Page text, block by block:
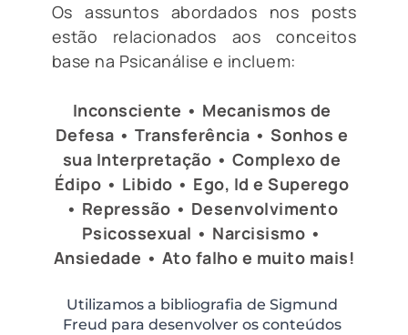
Os assuntos abordados nos posts
estão relacionados aos conceitos
base na Psicanálise e incluem:
Inconsciente • Mecanismos de
Defesa • Transferência • Sonhos e
sua Interpretação • Complexo de
Édipo • Libido • Ego, Id e Superego
• Repressão • Desenvolvimento
Psicossexual • Narcisismo •
Ansiedade • Ato falho e muito mais!
Utilizamos a bibliografia de Sigmund
Freud para desenvolver os conteúdos